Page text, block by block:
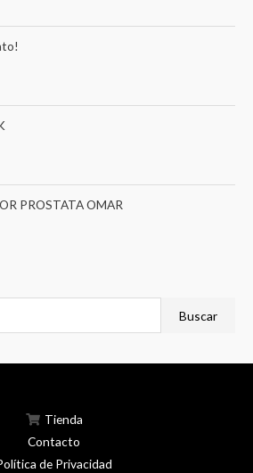
PROSTATA OMAR
Buscar
Tienda
Contacto
de Privacidad